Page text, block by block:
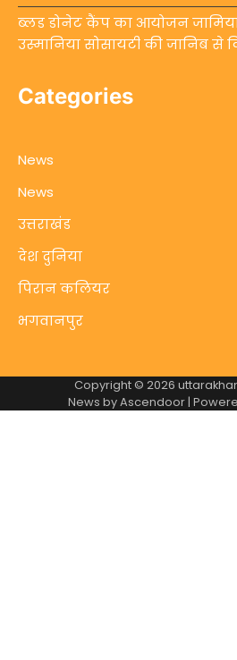
ब्लड डोनेट कैंप का आयोजन
उस्मानिया सोसायटी की जानिब से
Categories
News
News
उत्तराखंड
देश दुनिया
पिरान कलियर
भगवानपुर
Copyright © 2026
News byAscendoor|